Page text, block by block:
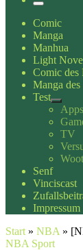
Menü
Comic
Manga
Manhua
Light
Comic des
Manga
Test
Apps
TV
Senf
Vinciscast
Impressum
Start » NBA »
NBA Sport